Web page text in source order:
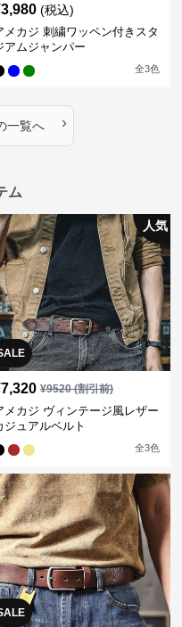
3,980 (税込)
メカジ 刺繍ワッペン付きスタ
アムジャンパー
全3色
一覧へ ›
ム
人気
7,320 ¥9520(割引前)
メカジ ヴィンテージ風レザー
ジュアルベルト
全3色